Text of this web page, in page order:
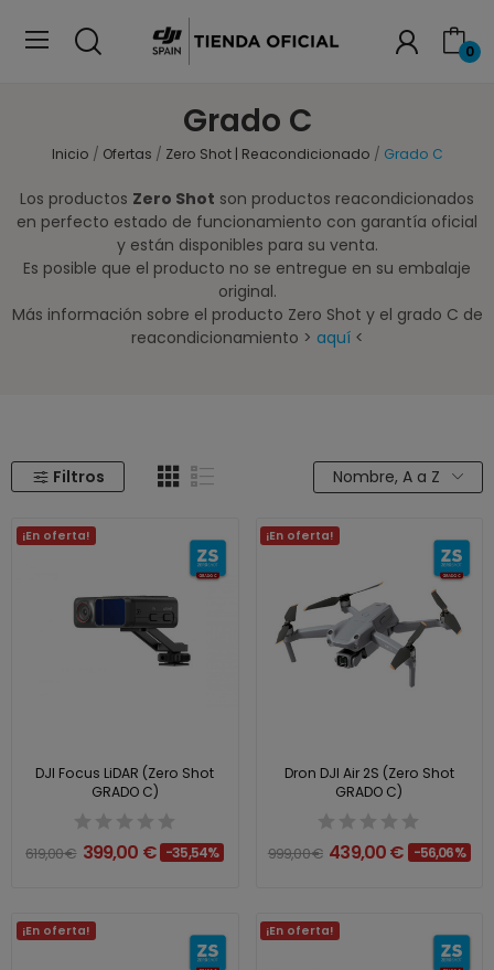
0
Grado C
Inicio Ofertas Zero Shot | Reacondicionado Grado C
Los productos Zero Shot son productos reacondicionados
en perfecto estado de funcionamiento con garantía oficial
y están disponibles para su venta.
Es posible que el producto no se entregue en su embalaje
original.
Más información sobre el producto Zero Shot y el grado C de
reacondicionamiento > aquí<
Filtros Nombre, A a Z
¡En oferta!
DJI Focus LiDAR (Zero Shot
GRADO C)
619,00 € 399,00 € -35,54%
¡En oferta!
Dron DJI Air 2S (Zero Shot
GRADO C)
999,00 € 439,00 € -56,06%
¡En oferta! ¡En oferta!